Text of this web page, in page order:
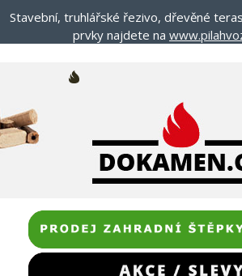
naStavební, truhlářské řezivo, dřevěné
prvky najdete na